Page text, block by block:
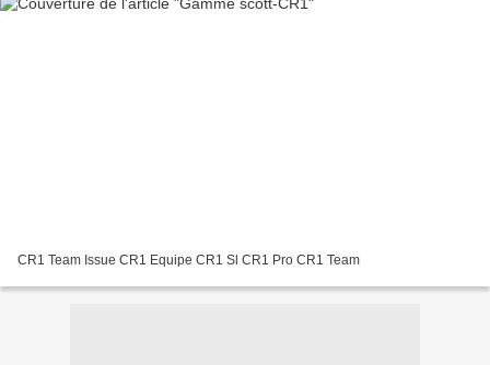
CR1 Team Issue CR1 Equipe CR1 Sl CR1 Pro CR1 Team